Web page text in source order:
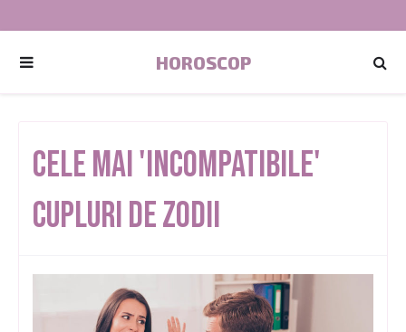
HOROSCOP
Cele Mai 'Incompatibile'
Cupluri De Zodii